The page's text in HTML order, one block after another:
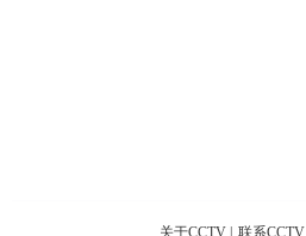
关于CCTV 联系CCTV